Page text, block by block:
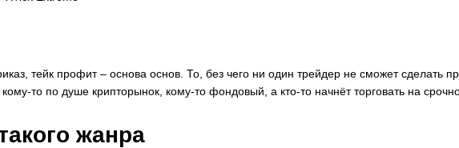
тейк профит – основа основ. То, без чего ни один трейдер не сможет сделать
то по душе крипторынок, кому-то фондовый, а кто-то начнёт торговать на
жанра